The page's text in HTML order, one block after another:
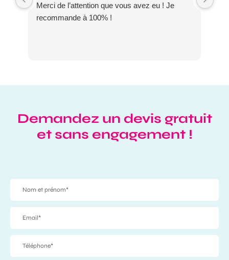
Merci de l’attention que vous avez eu ! Je
recommande à 100% !
Demandez un devis gratuit
et sans engagement !